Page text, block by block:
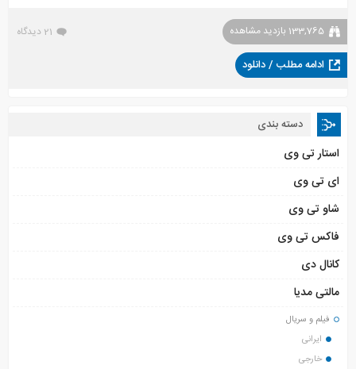
133,765 بازدید مشاهده 21 دیدگاه
ادامه مطلب / دانلود
دسته بندی
استار تی وی
ای تی وی
شاو تی وی
فاکس تی وی
کانال دی
مالتی مدیا
فیلم و سریال
ایرانی
خارجی